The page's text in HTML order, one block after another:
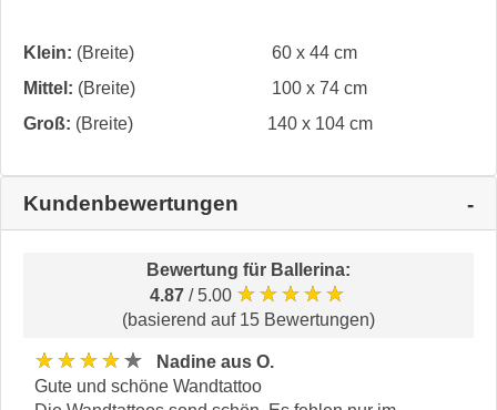
Klein: (Breite)
60 x 44 cm
Mittel: (Breite)
100 x 74 cm
Groß: (Breite) 140 x 104 cm
Kundenbewertungen
Bewertung für Ballerina:
4.87 / 5.00 ★★★★★
(basierend auf 15 Bewertungen)
★★★★★
Nadine aus O.
Gute und schöne Wandtattoo